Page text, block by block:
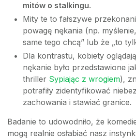
mitów o stalkingu.
Mity te to fałszywe
powagę nękania (np.
same tego chcą” lub że „to
Dla kontrastu, kobiety
nękanie było przedstawione
thriller Sypiając z wrogiem),
potrafiły zidentyfikować
zachowania i stawiać granice.
Badanie to udowodniło, że
mogą realnie osłabiać nasz